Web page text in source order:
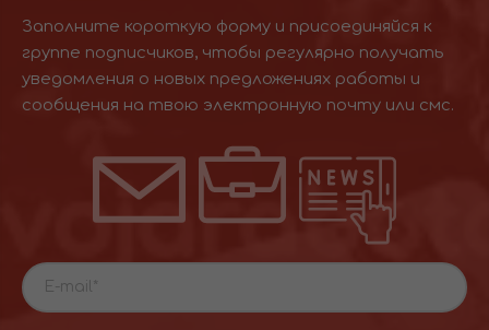
Заполните короткую форму и присоединяйся к
группе подписчиков, чтобы регулярно получать
уведомления о новых предложениях работы и
сообщения на твою электронную почту или смс.